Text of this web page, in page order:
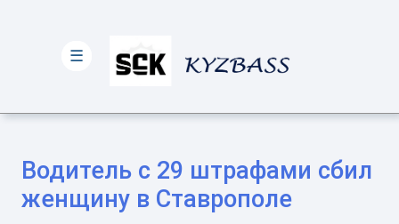
Водитель с 29 штрафами сбил
женщину в Ставрополе
☰